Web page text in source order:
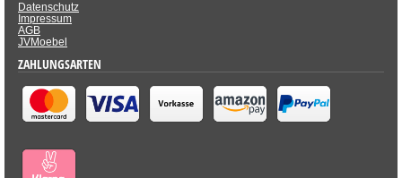
Datenschutz
Impressum
AGB
JVMoebel
ZAHLUNGSARTEN